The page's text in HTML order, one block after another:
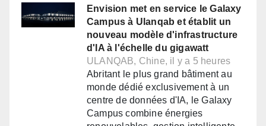
Envision met en service le Galaxy
Campus à Ulanqab et établit un
nouveau modèle d'infrastructure
d'IA à l'échelle du gigawatt
ULANQAB, Chine, il y a 5 heures
Abritant le plus grand bâtiment au
monde dédié exclusivement à un
centre de données d'IA, le Galaxy
Campus combine énergies